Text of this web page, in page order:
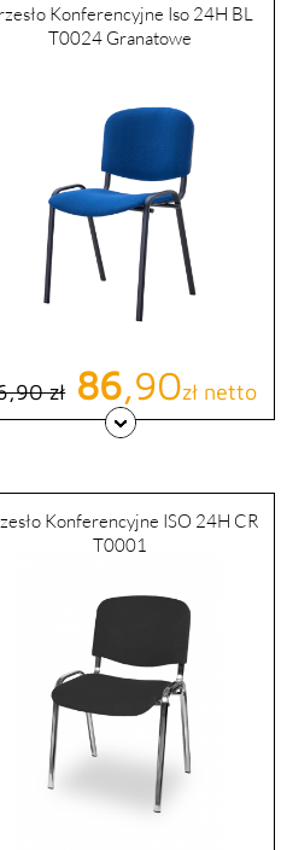
Konferencyjne Iso 24H BL
T0024 Granatowe
podstawowa
zł Cena
86,90zł netto
Konferencyjne ISO 24H CR
T0001